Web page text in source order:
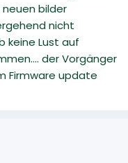
bilder
nicht
keine Lust auf
der Vorgänger
Firmware update